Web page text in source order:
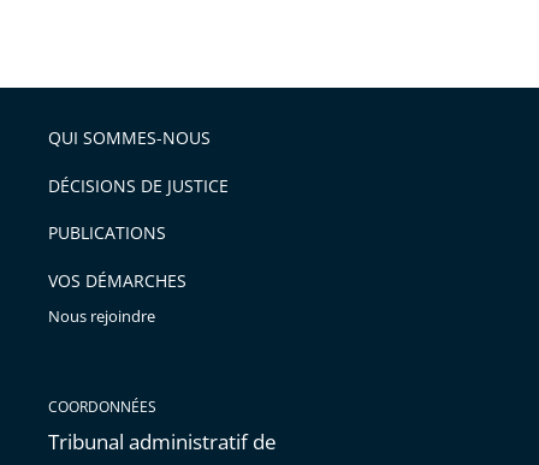
arriver
après
l'article
pour
avant
QUI SOMMES-NOUS
DÉCISIONS DE JUSTICE
PUBLICATIONS
VOS DÉMARCHES
Nous rejoindre
COORDONNÉES
Tribunal administratif de